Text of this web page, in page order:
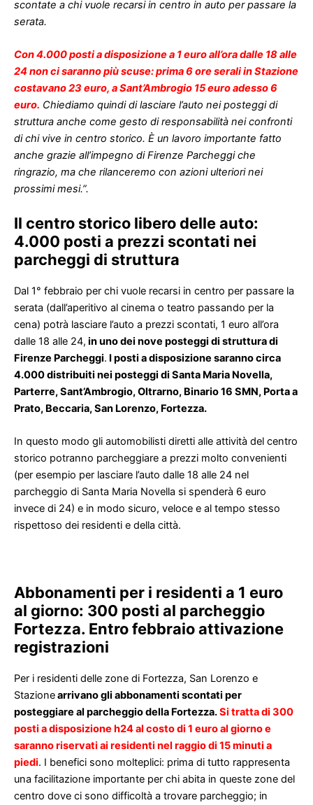
scontate a chi vuole recarsi in centro in auto per passare la
serata.
Con 4.000 posti a disposizione a 1 euro all’ora dalle 18 alle
24 non ci saranno più scuse: prima 6 ore serali in Stazione
costavano 23 euro, a Sant’Ambrogio 15 euro adesso 6
euro. Chiediamo quindi di lasciare l’auto nei posteggi di
struttura anche come gesto di responsabilità nei confronti
di chi vive in centro storico. È un lavoro importante fatto
anche grazie all’impegno di Firenze Parcheggi che
ringrazio, ma che rilanceremo con azioni ulteriori nei
prossimi mesi.”.
Il centro storico libero delle auto:
4.000 posti a prezzi scontati nei
parcheggi di struttura
Dal 1° febbraio per chi vuole recarsi in centro per passare la
serata (dall’aperitivo al cinema o teatro passando per la
cena) potrà lasciare l’auto a prezzi scontati, 1 euro all’ora
dalle 18 alle 24, in uno dei nove posteggi di struttura di
Firenze Parcheggi. I posti a disposizione saranno circa
4.000 distribuiti nei posteggi di Santa Maria Novella,
Parterre, Sant’Ambrogio, Oltrarno, Binario 16 SMN, Porta a
Prato, Beccaria, San Lorenzo, Fortezza.
In questo modo gli automobilisti diretti alle attività del centro
storico potranno parcheggiare a prezzi molto convenienti
(per esempio per lasciare l’auto dalle 18 alle 24 nel
parcheggio di Santa Maria Novella si spenderà 6 euro
invece di 24) e in modo sicuro, veloce e al tempo stesso
rispettoso dei residenti e della città.
Abbonamenti per i residenti a 1 euro
al giorno: 300 posti al parcheggio
Fortezza. Entro febbraio attivazione
registrazioni
Per i residenti delle zone di Fortezza, San Lorenzo e
Stazionearrivano gli abbonamenti scontati per
posteggiare al parcheggio della Fortezza.Si tratta di 300
posti a disposizione h24 al costo di 1 euro al giorno e
saranno riservati ai residenti nel raggio di 15 minuti a
piedi. I benefici sono molteplici: prima di tutto rappresenta
una facilitazione importante per chi abita in queste zone del
centro dove ci sono difficoltà a trovare parcheggio; in